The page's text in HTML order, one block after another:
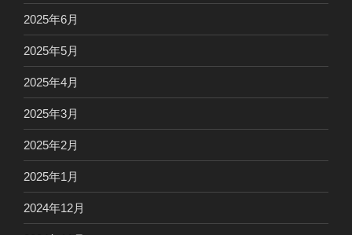
2025年6月
2025年5月
2025年4月
2025年3月
2025年2月
2025年1月
2024年12月